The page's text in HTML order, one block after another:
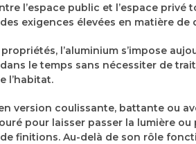
l’espace public et l’espace
exigences élevées en matière
propriétés, l’aluminium s’impose
le temps sans nécessiter de
l’habitat.
version coulissante, battante ou
pour laisser passer la lumière
finitions. Au-delà de son rôle